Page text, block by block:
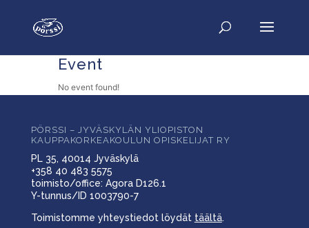
Event
No event found!
PÖRSSI – JYVÄSKYLÄN YLIOPISTON
KAUPPAKORKEAKOULUN OPISKELIJAT RY
PL 35, 40014 Jyväskylä
+358 40 483 5575
toimisto/office: Agora D126.1
Y-tunnus/ID 1003790-7
Toimistomme yhteystiedot löydät täältä.